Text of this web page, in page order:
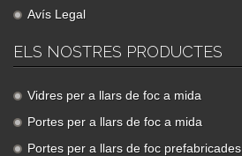
Avís Legal
ELS NOSTRES PRODUCTES
Vidres per a llars de foc a mida
Portes per a llars de foc a mida
Portes per a llars de foc prefabricades